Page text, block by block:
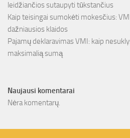
leidžiančios sutaupyti tūkstančius
Kaip teisingai sumokėti mokesčius:
dažniausios klaidos
Pajamų deklaravimas VMI: kaip
maksimalią sumą
Naujausi komentarai
Nėra komentarų.